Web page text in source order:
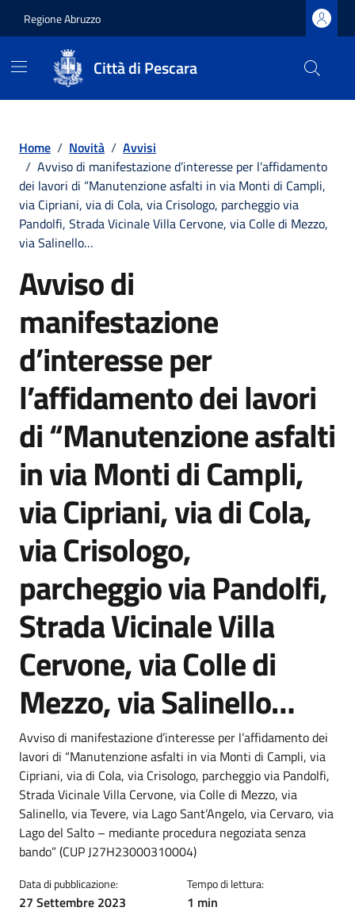
Regione Abruzzo
Città di Pescara
Home / Novità / Avvisi
/ Avviso di manifestazione d’interesse per l’affidamento
dei lavori di “Manutenzione asfalti in via Monti di Campli,
via Cipriani, via di Cola, via Crisologo, parcheggio via
Pandolfi, Strada Vicinale Villa Cervone, via Colle di Mezzo,
via Salinello…
Avviso di
manifestazione
d’interesse per
l’affidamento dei lavori
di “Manutenzione asfalti
in via Monti di Campli,
via Cipriani, via di Cola,
via Crisologo,
parcheggio via Pandolfi,
Strada Vicinale Villa
Cervone, via Colle di
Mezzo, via Salinello…
Dettagli della notizia
Avviso di manifestazione d’interesse per l’affidamento dei
lavori di “Manutenzione asfalti in via Monti di Campli, via
Cipriani, via di Cola, via Crisologo, parcheggio via Pandolfi,
Strada Vicinale Villa Cervone, via Colle di Mezzo, via
Salinello, via Tevere, via Lago Sant’Angelo, via Cervaro, via
Lago del Salto – mediante procedura negoziata senza
bando” (CUP J27H23000310004)
Data di pubblicazione:
27 Settembre 2023
Tempo di lettura:
1 min